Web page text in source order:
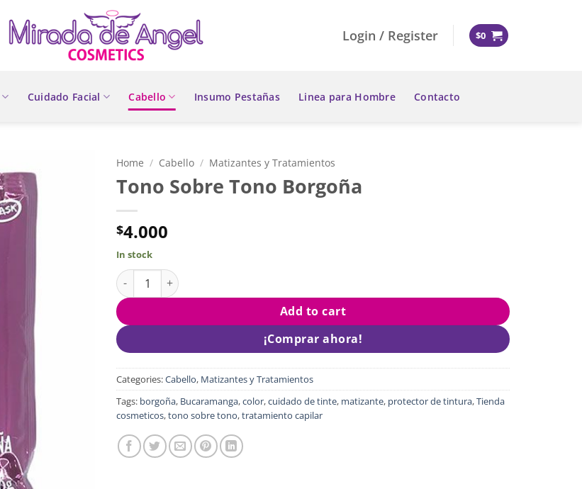
Login / Register $0
Cuidado Facial Cabello Insumo Pestañas Linea para Hombre Contacto
Home / Cabello / Matizantes y Tratamientos
Tono Sobre Tono Borgoña
$4.000
In stock
Tono Sobre Tono Borgoña quantity
Add to cart
¡Comprar ahora!
Categories:Cabello, Matizantes y Tratamientos
Tags: borgoña, Bucaramanga,color,cuidado de tinte, matizante, protector de tintura,Tienda
cosmeticos,tono sobre tono,tratamiento capilar